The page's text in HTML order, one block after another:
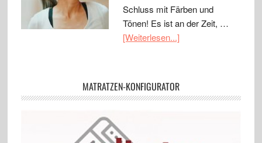
Schluss mit Färben und
Tönen! Es ist an der Zeit, …
[Weiterlesen...]
MATRATZEN-KONFIGURATOR